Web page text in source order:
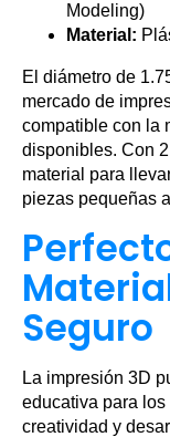
Modeling)
Material:
El diámetro de
mercado de
compatible con la
disponibles. Con
material para
piezas pequeñas
Seguro
La impresión 3D
educativa para
creatividad y